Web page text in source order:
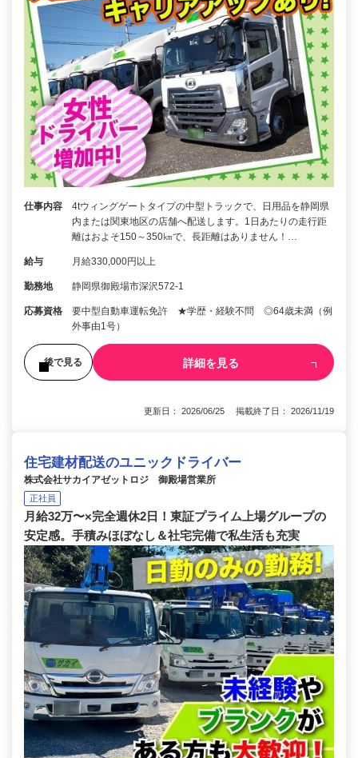
仕事内容
4tウィングゲートタイプの中型トラックで、日用品を静岡県
内または関東地区の店舗へ配送します。1日あたりの走行距
離はおよそ150～350㎞で、長距離はありません！…
給与 月給330,000円以上
勤務地 静岡県御殿場市深沢572-1
応募資格
要中型自動車運転免許 ★学歴・経験不問 ◎64歳未満（例
外事由1号）
後で見る 詳細を見る
更新日： 2026/06/25 掲載終了日： 2026/11/19
住宅建材配送のユニックドライバー
株式会社サカイアゼットロジ 御殿場営業所
正社員
月給32万〜×完全週休2日！東証プライム上場グループの
安定感。手積みほぼなし＆社宅完備で私生活も充実